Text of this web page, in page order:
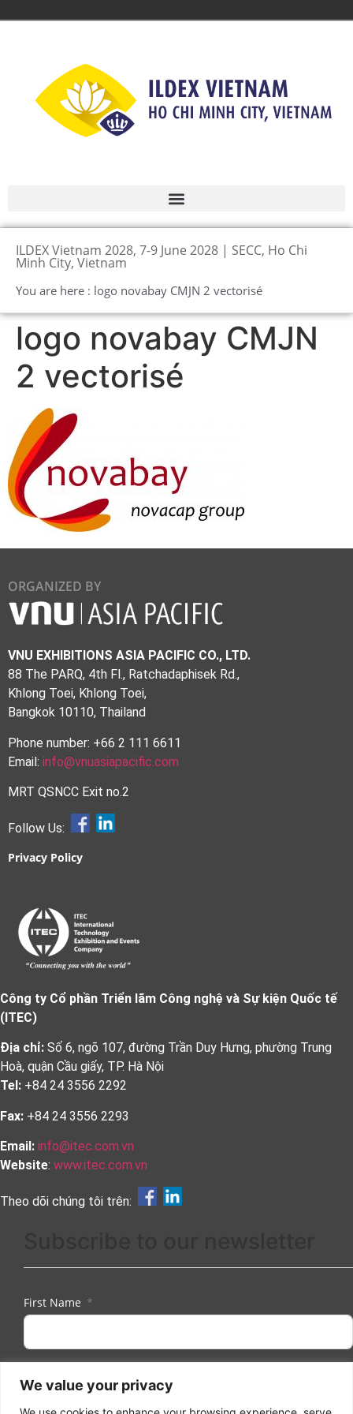
We value your privacy
ILDEX Vietnam 2028, 7-9 June 2028 | SECC, Ho Chi
Minh City, Vietnam
You are here : logo novabay CMJN 2 vectorisé
logo novabay CMJN
2 vectorisé
ORGANIZED BY
VNU EXHIBITIONS ASIA PACIFIC CO., LTD.
88 The PARQ, 4th Fl., Ratchadaphisek Rd.,
Khlong Toei, Khlong Toei,
Bangkok 10110, Thailand
Phone number: +66 2 111 6611
Email: info@vnuasiapacific.com
MRT QSNCC Exit no.2
Follow Us:
Privacy Policy
Công ty Cổ phần Triển lãm Công nghệ và Sự kiện Quốc tế
(ITEC)
Địa chỉ: Số 6, ngõ 107, đường Trần Duy Hưng, phường Trung
Hoà, quận Cầu giấy, TP. Hà Nội
Tel: +84 24 3556 2292
Fax: +84 24 3556 2293
Email: info@itec.com.vn
Website: www.itec.com.vn
Theo dõi chúng tôi trên:
First Name